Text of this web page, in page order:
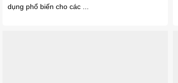
dụng phổ biến cho các ...